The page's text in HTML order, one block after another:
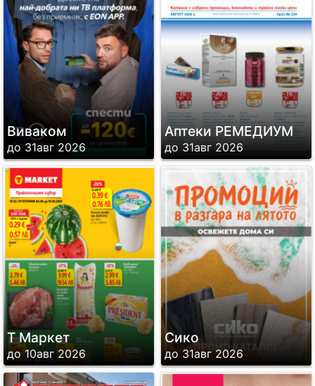
Виваком
до 31авг 2026
Аптеки РЕМЕДИУМ
до 31авг 2026
Т Маркет
до 10авг 2026
Сико
до 31авг 2026